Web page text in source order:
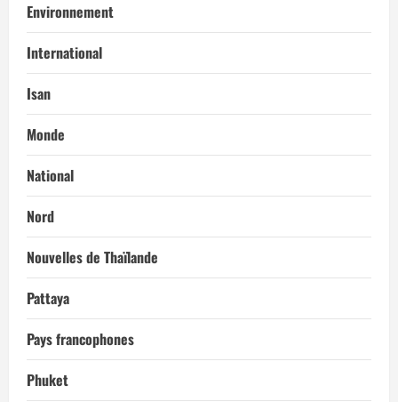
Environnement
International
Isan
Monde
National
Nord
Nouvelles de Thaïlande
Pattaya
Pays francophones
Phuket